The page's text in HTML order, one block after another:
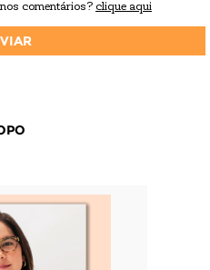
comentários? clique aqui